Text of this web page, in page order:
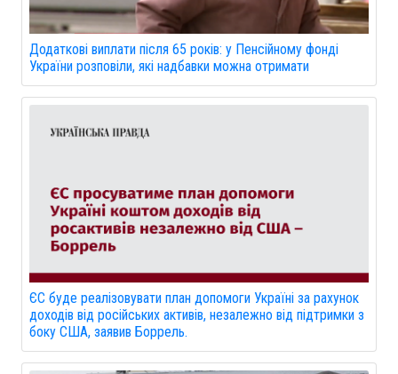
Додаткові виплати після 65 років: у Пенсійному фонді
України розповіли, які надбавки можна отримати
ЄС буде реалізовувати план допомоги Україні за рахунок
доходів від російських активів, незалежно від підтримки з
боку США, заявив Боррель.